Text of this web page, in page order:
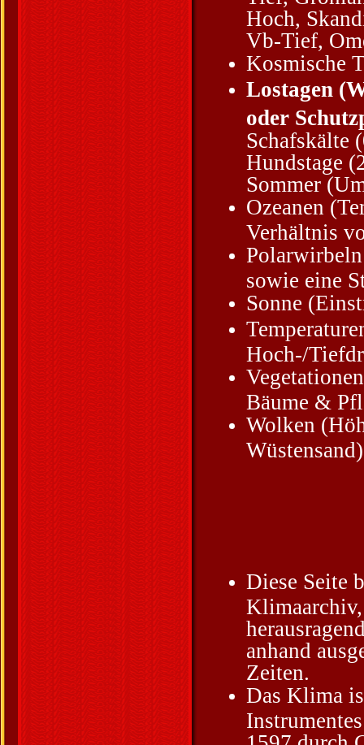
Hoch,
Vb-Tief,
Kosmische
Lostagen
oder
Schafskälte
Hundstage
Sommer
Ozeanen
Verhältnis
sowie eine
Sonne
Hoch-/
Bäume &
Wolken
Diese Seite
anhand
Zeiten.
Das Klima